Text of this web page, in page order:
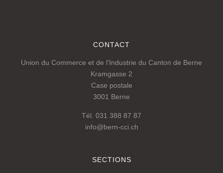
CONTACT
Union du Commerce et de l'Industrie du Canton de Berne
Kramgasse 2
Case postale
3001 Berne
Tél. 031 388 87 87
info@bern-cci.ch
SECTIONS